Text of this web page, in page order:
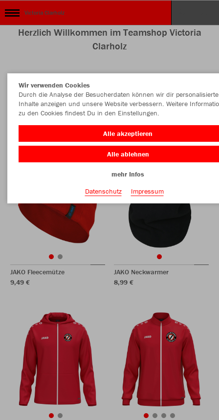
Victoria Clarholz
Herzlich Willkommen im Teamshop Victoria
Clarholz
Nachhaltig Farbe
JAKO Fleecemütze
9,49 €
JAKO Neckwarmer
8,99 €
Wir verwenden Cookies
Durch die Analyse der Besucherdaten können wir dir personalisierte
Inhalte anzeigen und unsere Website verbessern. Weitere
zu den Cookies findest Du in den Einstellungen.
Alle akzeptieren
Alle ablehnen
mehr Infos
Datenschutz
Impressum